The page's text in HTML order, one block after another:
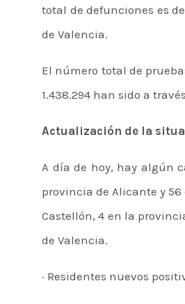
total de defunciones es
de Valencia.
El número total de
1.438.294 han sido a
Actualización de la
A día de hoy, hay algún
provincia de Alicante y
Castellón, 4 en la
de Valencia.
· Residentes nuevos